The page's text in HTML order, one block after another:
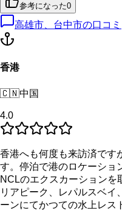
参考になった0
高雄市、台中市の口コミ
香港
🇨🇳中国
4.0
香港へも何度も来訪済です
す。停泊で港のロケーショ
NCLのエクスカーションを
リアピーク、レパルスベイ
ーンにてかつての水上レス